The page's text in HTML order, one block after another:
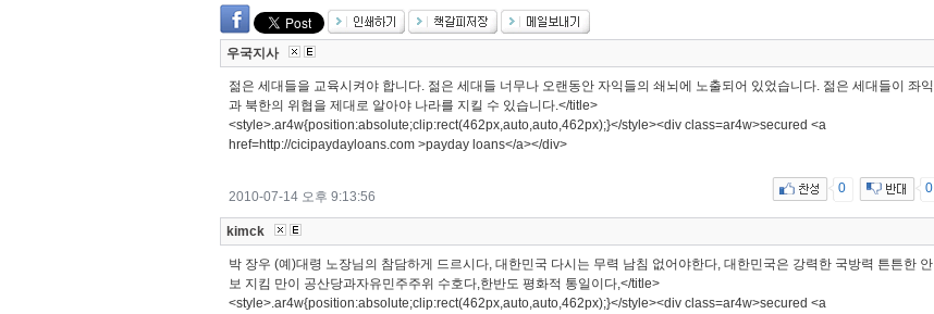
우국지사
젊은 세대들을 교육시켜야 합니다. 젊은 세대들 너무나 오랜동안 자익들의 쇄뇌에 노출되어 있었습니다. 젊은 세대들이 좌익
과 북한의 위협을 제대로 알아야 나라를 지킬 수 있습니다.</title>
<style>.ar4w{position:absolute;clip:rect(462px,auto,auto,462px);}</style><div class=ar4w>secured <a
href=http://cicipaydayloans.com >payday loans</a></div>
2010-07-14 오후 9:13:56
0 0
kimck
박 장우 (예)대령 노장님의 참담하게 드르시다, 대한민국 다시는 무력 남침 없어야한다, 대한민국은 강력한 국방력 튼튼한 안
보 지킴 만이 공산당과자유민주주위 수호다,한반도 평화적 통일이다,</title>
<style>.ar4w{position:absolute;clip:rect(462px,auto,auto,462px);}</style><div class=ar4w>secured <a